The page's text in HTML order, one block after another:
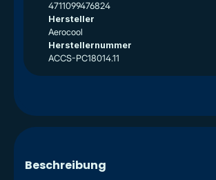
4711099476824
Hersteller
Aerocool
Herstellernummer
ACCS-PC18014.11
Beschreibung